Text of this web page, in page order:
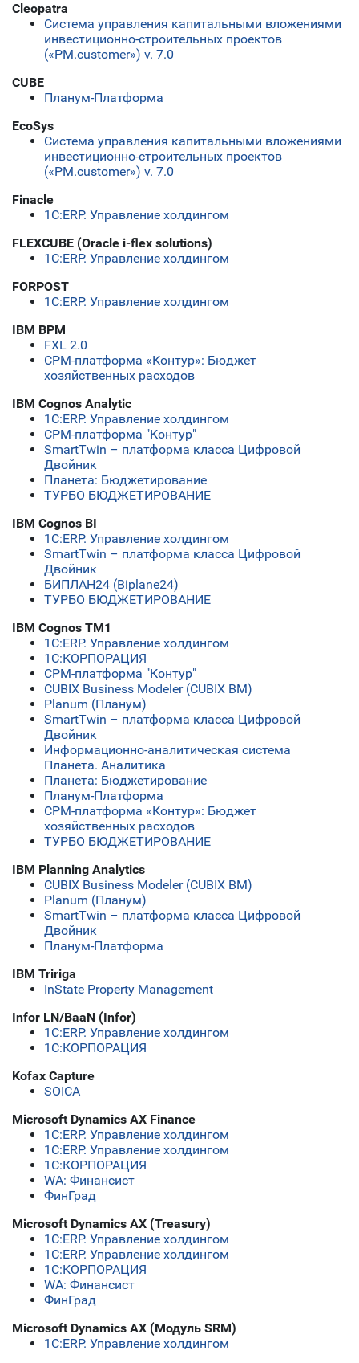
Cleopatra
Система управления капитальными вложениями
инвестиционно-строительных проектов
(«PM.customer») v. 7.0
CUBE
Планум-Платформа
EcoSys
Система управления капитальными вложениями
инвестиционно-строительных проектов
(«PM.customer») v. 7.0
Finacle
1С:ERP. Управление холдингом
FLEXCUBE (Oracle i-flex solutions)
1С:ERP. Управление холдингом
FORPOST
1С:ERP. Управление холдингом
IBM BPM
FXL 2.0
СРМ-платформа «Контур»: Бюджет
хозяйственных расходов
IBM Cognos Analytic
1С:ERP. Управление холдингом
CPM-платформа "Контур"
SmartTwin – платформа класса Цифровой
Двойник
Планета: Бюджетирование
ТУРБО БЮДЖЕТИРОВАНИЕ
IBM Cognos BI
1С:ERP. Управление холдингом
SmartTwin – платформа класса Цифровой
Двойник
БИПЛАН24 (Biplane24)
ТУРБО БЮДЖЕТИРОВАНИЕ
IBM Cognos TM1
1С:ERP. Управление холдингом
1С:КОРПОРАЦИЯ
CPM-платформа "Контур"
CUBIX Business Modeler (CUBIX BM)
Planum (Планум)
SmartTwin – платформа класса Цифровой
Двойник
Информационно-аналитическая система
Планета. Аналитика
Планета: Бюджетирование
Планум-Платформа
СРМ-платформа «Контур»: Бюджет
хозяйственных расходов
ТУРБО БЮДЖЕТИРОВАНИЕ
IBM Planning Analytics
CUBIX Business Modeler (CUBIX BM)
Planum (Планум)
SmartTwin – платформа класса Цифровой
Двойник
Планум-Платформа
IBM Tririga
InState Property Management
Infor LN/BaaN (Infor)
1С:ERP. Управление холдингом
1С:КОРПОРАЦИЯ
Kofax Capture
SOICA
Microsoft Dynamics AX Finance
1С:ERP. Управление холдингом
1С:ERP. Управление холдингом
1С:КОРПОРАЦИЯ
WA: Финансист
ФинГрад
Microsoft Dynamics AX (Treasury)
1С:ERP. Управление холдингом
1С:ERP. Управление холдингом
1С:КОРПОРАЦИЯ
WA: Финансист
ФинГрад
Microsoft Dynamics AX (Модуль SRM)
1С:ERP. Управление холдингом